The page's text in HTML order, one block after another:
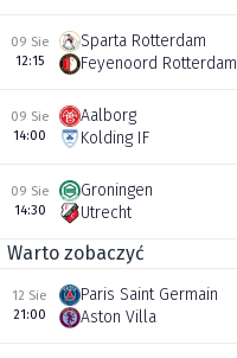
09 Sie
12:15
Sparta Rotterdam
Feyenoord Rotterdam
09 Sie
14:00
Aalborg
Kolding IF
09 Sie
14:30
Groningen
Utrecht
Warto zobaczyć
12 Sie
21:00
Paris Saint Germain
Aston Villa